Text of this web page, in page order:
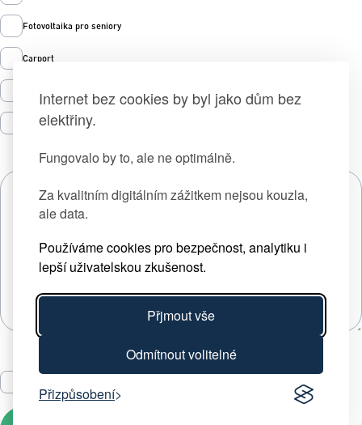
Internet bez cookies by byl jako dům bez
elektřiny.
Fungovalo by to, ale ne optimálně.
Za kvalitním digitálním zážitkem nejsou kouzla,
ale data.
Používáme cookies pro bezpečnost, analytiku i
lepší uživatelskou zkušenost.
Přjmout vše
Odmítnout volitelné
Přizpůsobení
Fotovoltaika pro seniory
Carport
Prodej zelené energie